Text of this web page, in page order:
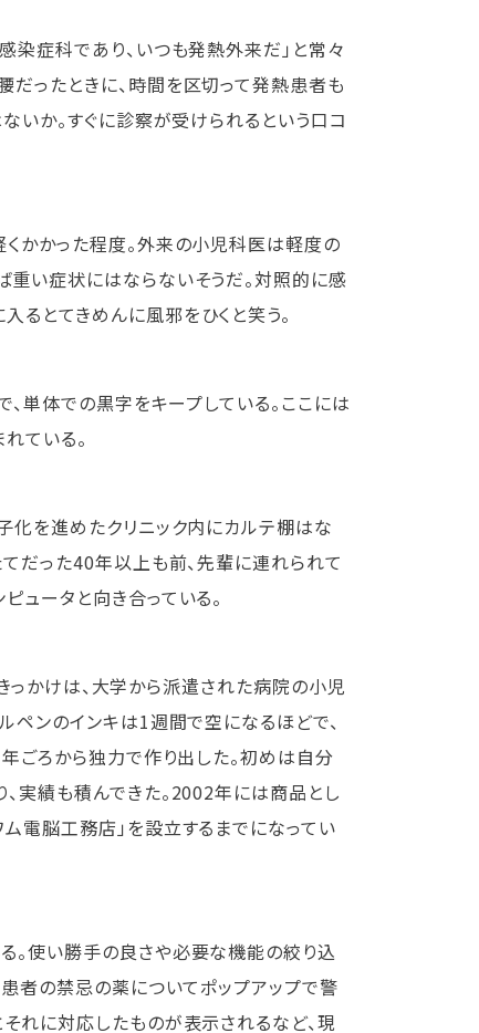
染症科であり、いつも発熱外来だ」と常々
ったときに、時間を区切って発熱患者も
か。すぐに診察が受けられるという口コ
かかった程度。外来の小児科医は軽度の
い症状にはならないそうだ。対照的に感
とてきめんに風邪をひくと笑う。
単体での黒字をキープしている。ここには
ている。
を進めたクリニック内にカルテ棚はな
だった40年以上も前、先輩に連れられて
ュータと向き合っている。
っかけは、大学から派遣された病院の小児
ペンのインキは1週間で空になるほどで、
ごろから独力で作り出した。初めは自分
実績も積んできた。2002年には商品とし
電脳工務店」を設立するまでになってい
。使い勝手の良さや必要な機能の絞り込
者の禁忌の薬についてポップアップで警
れに対応したものが表示されるなど、現